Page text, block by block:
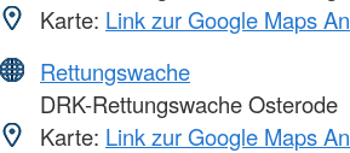
Karte: Link zur Google Maps
Rettungswache
DRK-Rettungswache Osterode
Karte: Link zur Google Maps